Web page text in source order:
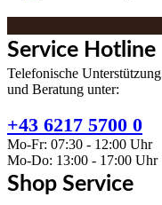
Service Hotline
Telefonische Unterstützung
und Beratung unter:
+43 6217 5700 0
Mo-Fr: 07:30 - 12:00 Uhr
Mo-Do: 13:00 - 17:00 Uhr
Shop Service